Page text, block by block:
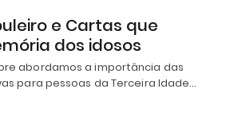
e Cartas que
dos idosos
abordamos a importância das
para pessoas da Terceira Idade…